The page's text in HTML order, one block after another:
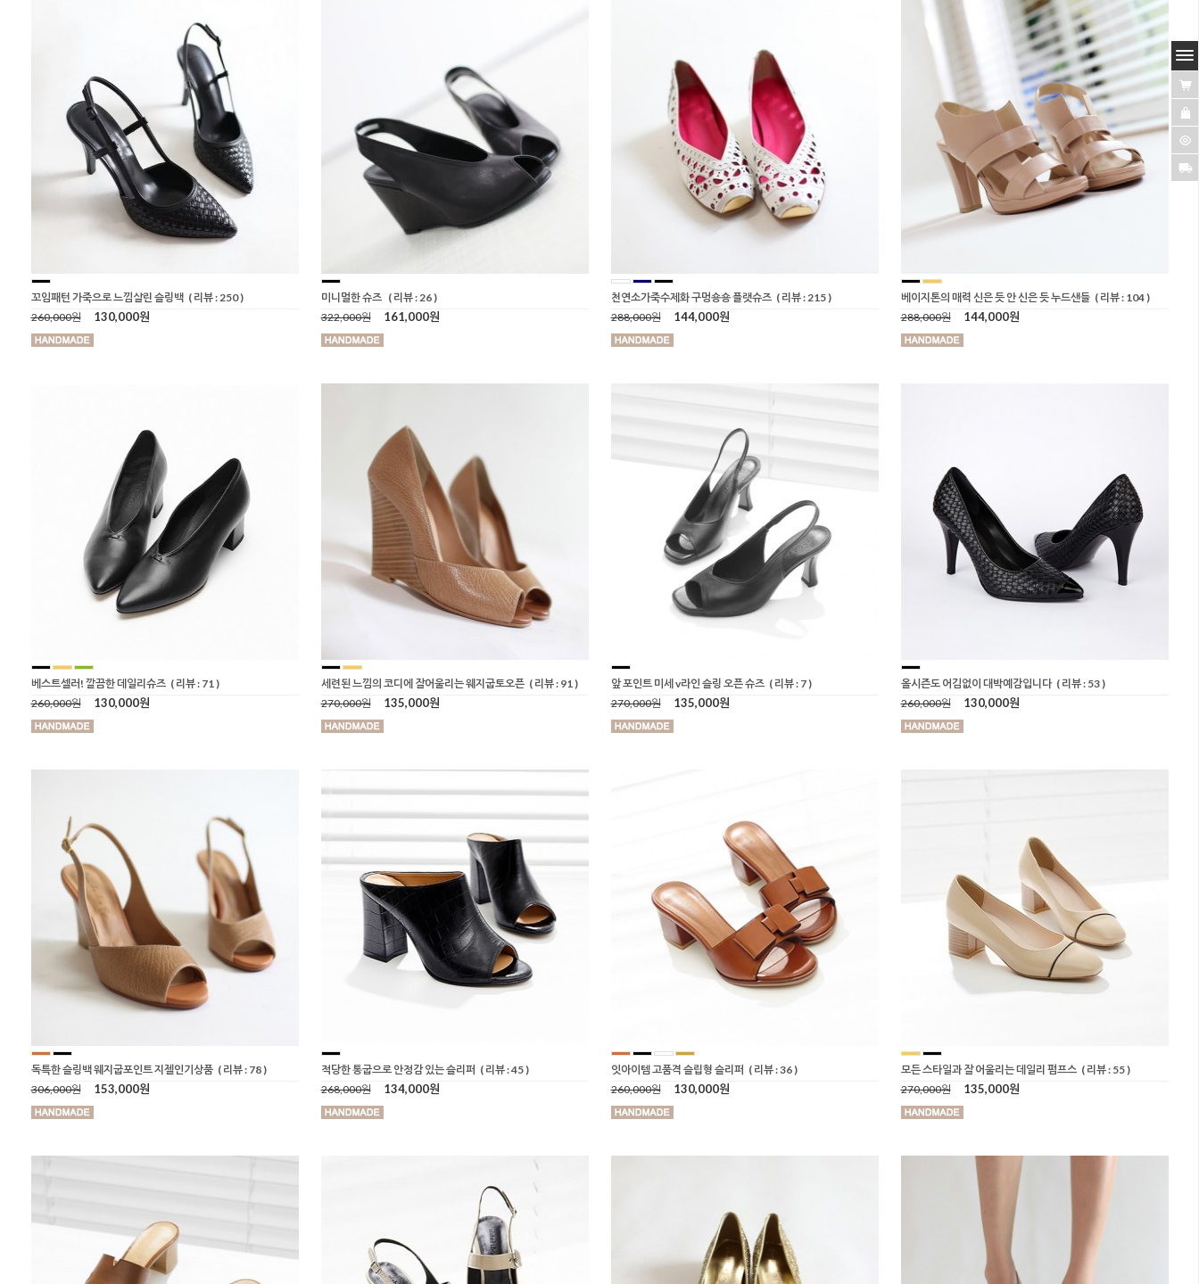
꼬임패턴 가죽으로 느낌살린 슬링백 ( 리뷰 : 250 )
260,000원
130,000원
미니멀한 슈즈 ( 리뷰 : 26 )
322,000원
161,000원
천연소가죽수제화 구멍숑숑 플랫슈즈 ( 리뷰 : 215 )
288,000원
144,000원
베이지톤의 매력 신은 듯 안 신은 듯 누드샌들 ( 리뷰 : 104 )
288,000원
144,000원
베스트셀러! 깔끔한 데일리슈즈 ( 리뷰 : 71 )
260,000원
130,000원
세련된 느낌의 코디에 잘어울리는 웨지굽토오픈 ( 리뷰 : 91 )
270,000원
135,000원
앞 포인트 미세 v라인 슬링 오픈 슈즈 ( 리뷰 : 7 )
270,000원
135,000원
올시즌도 어김없이 대박예감입니다 ( 리뷰 : 53 )
260,000원
130,000원
독특한 슬링백 웨지굽포인트 지젤인기상품 ( 리뷰 : 78 )
306,000원
153,000원
적당한 통굽으로 안정감 있는 슬리퍼 ( 리뷰 : 45 )
268,000원
134,000원
잇아이템 고품격 슬립형 슬리퍼 ( 리뷰 : 36 )
260,000원
130,000원
모든 스타일과 잘 어울리는 데일리 펌프스 ( 리뷰 : 55 )
270,000원
135,000원